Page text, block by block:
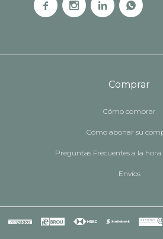
Comprar
Cómo comprar
Cómo abonar su
Preguntas Frecuentes a la
Envíos
   